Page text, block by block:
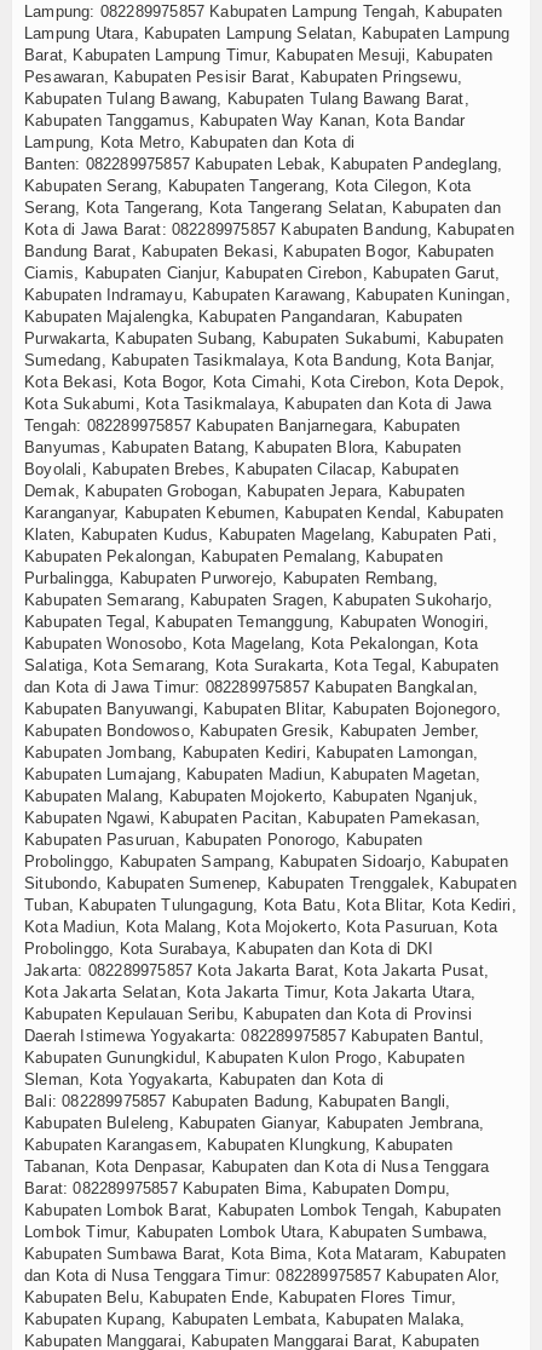
Lampung: 082289975857 Kabupaten Lampung Tengah, Kabupaten
Lampung Utara, Kabupaten Lampung Selatan, Kabupaten Lampung
Barat, Kabupaten Lampung Timur, Kabupaten Mesuji, Kabupaten
Pesawaran, Kabupaten Pesisir Barat, Kabupaten Pringsewu,
Kabupaten Tulang Bawang, Kabupaten Tulang Bawang Barat,
Kabupaten Tanggamus, Kabupaten Way Kanan, Kota Bandar
Lampung, Kota Metro, Kabupaten dan Kota di
Banten: 082289975857Kabupaten Lebak, Kabupaten Pandeglang,
Kabupaten Serang, Kabupaten Tangerang, Kota Cilegon, Kota
Serang, Kota Tangerang, Kota Tangerang Selatan, Kabupaten dan
Kota di Jawa Barat: 082289975857 Kabupaten Bandung, Kabupaten
Bandung Barat, Kabupaten Bekasi, Kabupaten Bogor, Kabupaten
Ciamis, Kabupaten Cianjur, Kabupaten Cirebon, Kabupaten Garut,
Kabupaten Indramayu, Kabupaten Karawang, Kabupaten Kuningan,
Kabupaten Majalengka, Kabupaten Pangandaran, Kabupaten
Purwakarta, Kabupaten Subang, Kabupaten Sukabumi, Kabupaten
Sumedang, Kabupaten Tasikmalaya, Kota Bandung, Kota Banjar,
Kota Bekasi, Kota Bogor, Kota Cimahi, Kota Cirebon, Kota Depok,
Kota Sukabumi, Kota Tasikmalaya, Kabupaten dan Kota di Jawa
Tengah: 082289975857Kabupaten Banjarnegara, Kabupaten
Banyumas, Kabupaten Batang, Kabupaten Blora, Kabupaten
Boyolali, Kabupaten Brebes, Kabupaten Cilacap, Kabupaten
Demak, Kabupaten Grobogan, Kabupaten Jepara, Kabupaten
Karanganyar, Kabupaten Kebumen, Kabupaten Kendal, Kabupaten
Klaten, Kabupaten Kudus, Kabupaten Magelang, Kabupaten Pati,
Kabupaten Pekalongan, Kabupaten Pemalang, Kabupaten
Purbalingga, Kabupaten Purworejo, Kabupaten Rembang,
Kabupaten Semarang, Kabupaten Sragen, Kabupaten Sukoharjo,
Kabupaten Tegal, Kabupaten Temanggung, Kabupaten Wonogiri,
Kabupaten Wonosobo, Kota Magelang, Kota Pekalongan, Kota
Salatiga, Kota Semarang, Kota Surakarta, Kota Tegal, Kabupaten
dan Kota di Jawa Timur: 082289975857 Kabupaten Bangkalan,
Kabupaten Banyuwangi, Kabupaten Blitar, Kabupaten Bojonegoro,
Kabupaten Bondowoso, Kabupaten Gresik, Kabupaten Jember,
Kabupaten Jombang, Kabupaten Kediri, Kabupaten Lamongan,
Kabupaten Lumajang, Kabupaten Madiun, Kabupaten Magetan,
Kabupaten Malang, Kabupaten Mojokerto, Kabupaten Nganjuk,
Kabupaten Ngawi, Kabupaten Pacitan, Kabupaten Pamekasan,
Kabupaten Pasuruan, Kabupaten Ponorogo, Kabupaten
Probolinggo, Kabupaten Sampang, Kabupaten Sidoarjo, Kabupaten
Situbondo, Kabupaten Sumenep, Kabupaten Trenggalek, Kabupaten
Tuban, Kabupaten Tulungagung, Kota Batu, Kota Blitar, Kota Kediri,
Kota Madiun, Kota Malang, Kota Mojokerto, Kota Pasuruan, Kota
Probolinggo, Kota Surabaya, Kabupaten dan Kota di DKI
Jakarta: 082289975857 Kota Jakarta Barat, Kota Jakarta Pusat,
Kota Jakarta Selatan, Kota Jakarta Timur, Kota Jakarta Utara,
Kabupaten Kepulauan Seribu, Kabupaten dan Kota di Provinsi
Daerah Istimewa Yogyakarta:082289975857Kabupaten Bantul,
Kabupaten Gunungkidul, Kabupaten Kulon Progo, Kabupaten
Sleman, Kota Yogyakarta, Kabupaten dan Kota di
Bali:082289975857 Kabupaten Badung, Kabupaten Bangli,
Kabupaten Buleleng, Kabupaten Gianyar, Kabupaten Jembrana,
Kabupaten Karangasem, Kabupaten Klungkung, Kabupaten
Tabanan, Kota Denpasar, Kabupaten dan Kota di Nusa Tenggara
Barat:082289975857Kabupaten Bima, Kabupaten Dompu,
Kabupaten Lombok Barat, Kabupaten Lombok Tengah, Kabupaten
Lombok Timur, Kabupaten Lombok Utara, Kabupaten Sumbawa,
Kabupaten Sumbawa Barat, Kota Bima, Kota Mataram, Kabupaten
dan Kota di Nusa Tenggara Timur:082289975857Kabupaten Alor,
Kabupaten Belu, Kabupaten Ende, Kabupaten Flores Timur,
Kabupaten Kupang, Kabupaten Lembata, Kabupaten Malaka,
Kabupaten Manggarai, Kabupaten Manggarai Barat, Kabupaten